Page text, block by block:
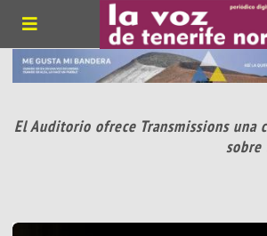
El Auditorio ofrece Transmissions una
sobre